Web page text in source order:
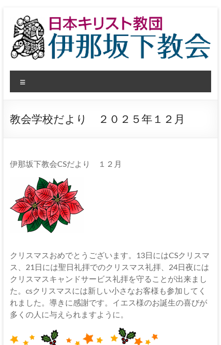
ス
ッ
日
本
キ
リ
ト
教
団
伊
坂
下
教
会
イ
ニ
ー
教会学校だより ２０２５年１２月
伊那坂下教会CSだより １２月
クリスマスおめでとうございます。13日にはCSクリスマ
ス、21日には聖日礼拝でのクリスマス礼拝、24日夜には
クリスマスキャンドサービス礼拝を守ることが出来まし
た。csクリスマスには新しい小さなお客様も参加してく
れました。導きに感謝です。イエス様のお誕生の喜びが
多くの人に与えられますように。